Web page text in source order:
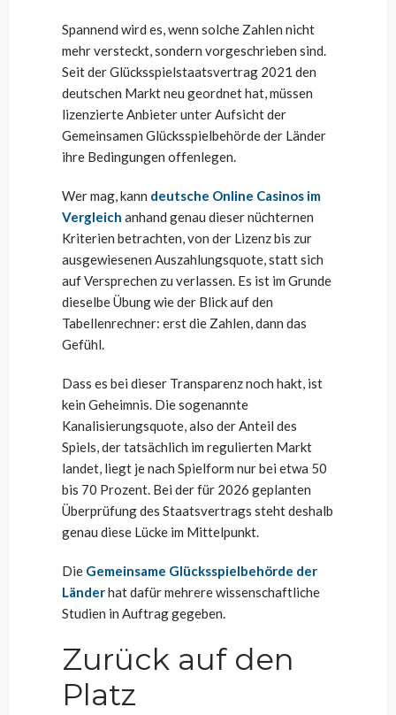
Spannend wird es, wenn solche Zahlen nicht
mehr versteckt, sondern vorgeschrieben sind.
Seit der Glücksspielstaatsvertrag 2021 den
deutschen Markt neu geordnet hat, müssen
lizenzierte Anbieter unter Aufsicht der
Gemeinsamen Glücksspielbehörde der Länder
ihre Bedingungen offenlegen.
Wer mag, kann deutsche Online Casinos im
Vergleich anhand genau dieser nüchternen
Kriterien betrachten, von der Lizenz bis zur
ausgewiesenen Auszahlungsquote, statt sich
auf Versprechen zu verlassen. Es ist im Grunde
dieselbe Übung wie der Blick auf den
Tabellenrechner: erst die Zahlen, dann das
Gefühl.
Dass es bei dieser Transparenz noch hakt, ist
kein Geheimnis. Die sogenannte
Kanalisierungsquote, also der Anteil des
Spiels, der tatsächlich im regulierten Markt
landet, liegt je nach Spielform nur bei etwa 50
bis 70 Prozent. Bei der für 2026 geplanten
Überprüfung des Staatsvertrags steht deshalb
genau diese Lücke im Mittelpunkt.
Die Gemeinsame Glücksspielbehörde der
Länderhat dafür mehrere wissenschaftliche
Studien in Auftrag gegeben.
Zurück auf den
Platz